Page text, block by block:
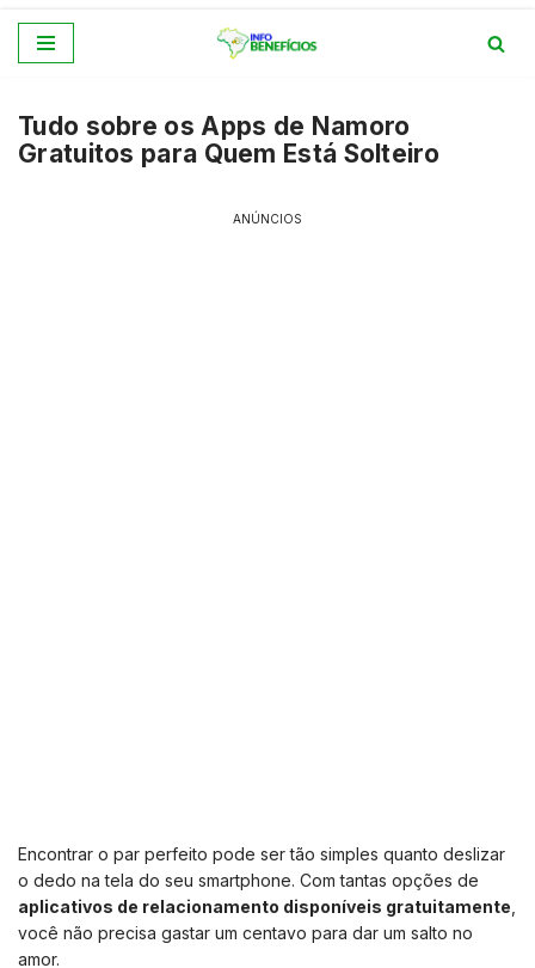
o
conteúdo
Tudo sobre os Apps de Namoro
Gratuitos para Quem Está Solteiro
ANÚNCIOS
Encontrar o par perfeito pode ser tão simples quanto deslizar
o dedo na tela do seu smartphone. Com tantas opções de
aplicativos de relacionamento disponíveis gratuitamente
você não precisa gastar um centavo para dar um salto no
amor.